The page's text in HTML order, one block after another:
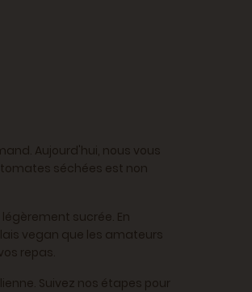
Aujourd'hui, nous vous
séchées est non
sucrée. En
vegan que les amateurs
repas.
Suivez nos étapes pour